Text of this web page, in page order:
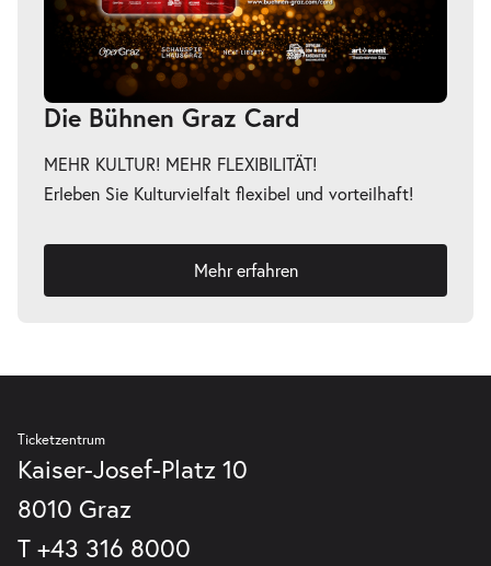
Die Bühnen Graz Card
MEHR KULTUR! MEHR FLEXIBILITÄT!
Erleben Sie Kulturvielfalt flexibel und vorteilhaft!
Mehr erfahren
Ticketzentrum
Kaiser-Josef-Platz 10
8010 Graz
T +43 316 8000